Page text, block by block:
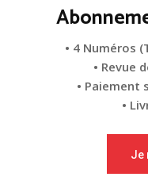
• 4 Numéros
• Revue
• Paiement
•
Je